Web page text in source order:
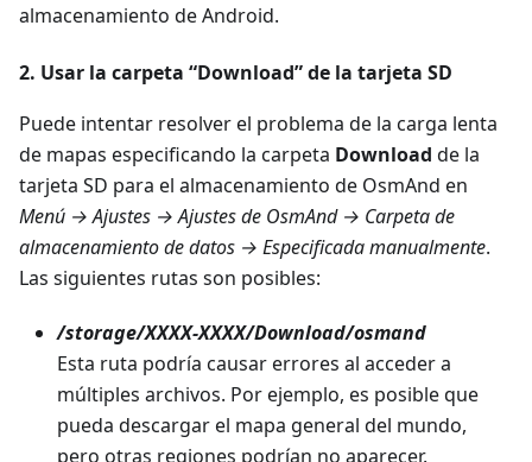
almacenamiento de Android.
2. Usar la carpeta “Download” de la tarjeta SD
Puede intentar resolver el problema de la carga lenta
de mapas especificando la carpeta Download de la
tarjeta SD para el almacenamiento de OsmAnd en
Menú → Ajustes → Ajustes de OsmAnd → Carpeta de
almacenamiento de datos → Especificada manualmente.
Las siguientes rutas son posibles:
/storage/XXXX-XXXX/Download/osmand
Esta ruta podría causar errores al acceder a
múltiples archivos. Por ejemplo, es posible que
pueda descargar el mapa general del mundo,
pero otras regiones podrían no aparecer.